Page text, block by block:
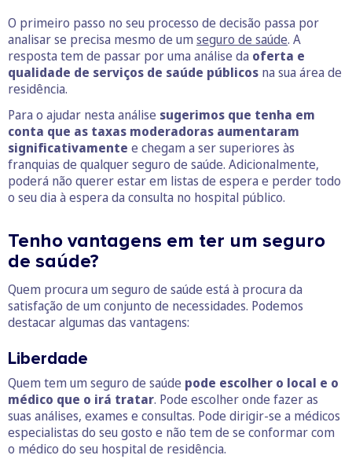
O primeiro passo no seu processo de decisão passa por
analisar se precisa mesmo de um seguro de saúde. A
resposta tem de passar por uma análise da oferta e
qualidade de serviços de saúde públicos na sua área de
residência.
Para o ajudar nesta análise sugerimos que tenha em
conta que as taxas moderadoras aumentaram
significativamente e chegam a ser superiores às
franquias de qualquer seguro de saúde. Adicionalmente,
poderá não querer estar em listas de espera e perder todo
o seu dia à espera da consulta no hospital público.
Tenho vantagens em ter um seguro
de saúde?
Quem procura um seguro de saúde está à procura da
satisfação de um conjunto de necessidades. Podemos
destacar algumas das vantagens:
Liberdade
Quem tem um seguro de saúde pode escolher o local e o
médico que o irá tratar. Pode escolher onde fazer as
suas análises, exames e consultas. Pode dirigir-se a médicos
especialistas do seu gosto e não tem de se conformar com
o médico do seu hospital de residência.